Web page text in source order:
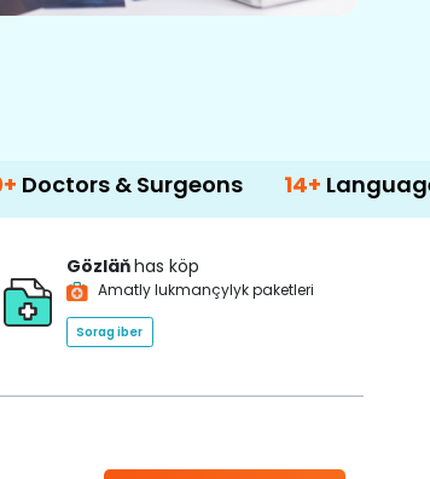
& Surgeons 14+Language Support
Gözläňhas köp
Amatly lukmançylyk paketleri
Sorag iber